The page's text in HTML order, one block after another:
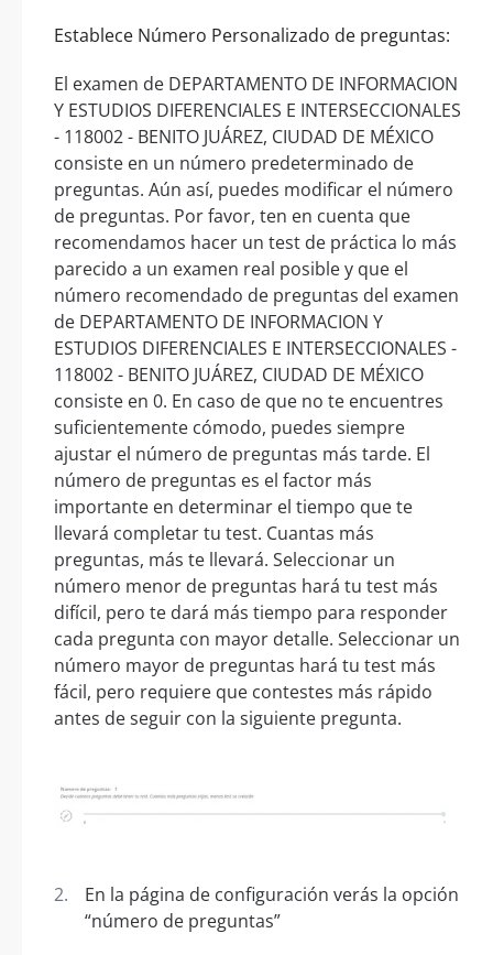
Establece Número Personalizado de preguntas:
El examen de DEPARTAMENTO DE INFORMACION
Y ESTUDIOS DIFERENCIALES E INTERSECCIONALES
- 118002 - BENITO JUÁREZ, CIUDAD DE MÉXICO
consiste en un número predeterminado de
preguntas. Aún así, puedes modificar el número
de preguntas. Por favor, ten en cuenta que
recomendamos hacer un test de práctica lo más
parecido a un examen real posible y que el
número recomendado de preguntas del examen
de DEPARTAMENTO DE INFORMACION Y
ESTUDIOS DIFERENCIALES E INTERSECCIONALES -
118002 - BENITO JUÁREZ, CIUDAD DE MÉXICO
consiste en 0. En caso de que no te encuentres
suficientemente cómodo, puedes siempre
ajustar el número de preguntas más tarde. El
número de preguntas es el factor más
importante en determinar el tiempo que te
llevará completar tu test. Cuantas más
preguntas, más te llevará. Seleccionar un
número menor de preguntas hará tu test más
difícil, pero te dará más tiempo para responder
cada pregunta con mayor detalle. Seleccionar un
número mayor de preguntas hará tu test más
fácil, pero requiere que contestes más rápido
antes de seguir con la siguiente pregunta.
En la página de configuración verás la opción
“número de preguntas”